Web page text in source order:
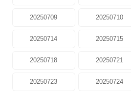
20250709 20250710
20250714 20250715
20250718 20250721
20250723 20250724